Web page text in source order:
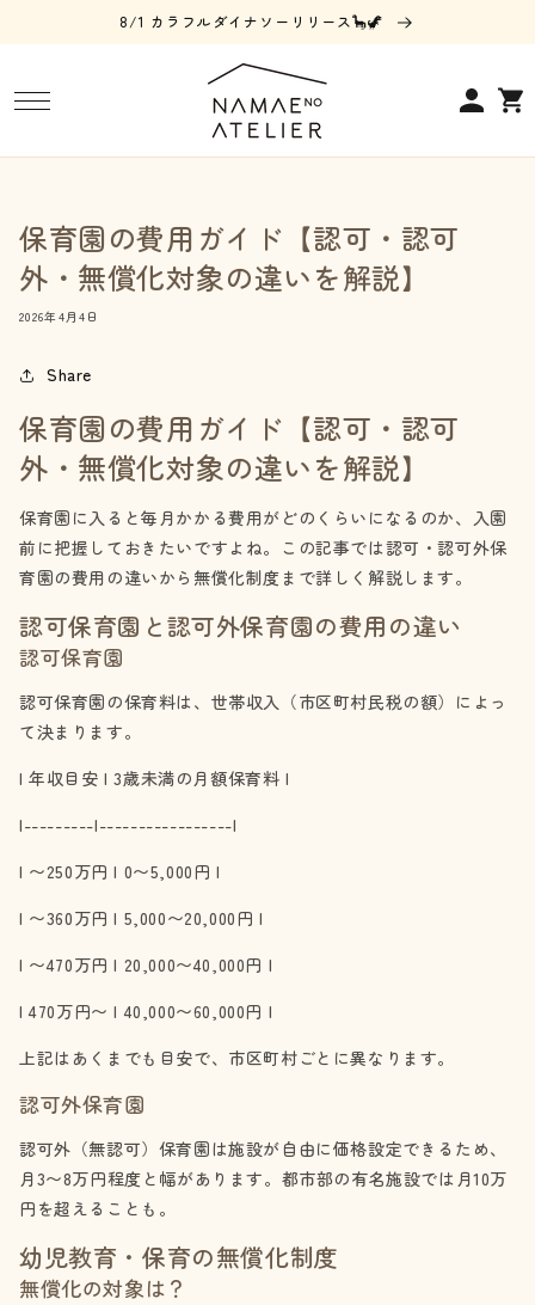
8/1 カラフルダイナソーリリース🦕🦖
グ
イ
ー
保育園の費用ガイド【認可・認可
外・無償化対象の違いを解説】
2026年4月4日
Share
保育園の費用ガイド【認可・認可
外・無償化対象の違いを解説】
保育園に入ると毎月かかる費用がどのくらいになるのか、入園
前に把握しておきたいですよね。この記事では認可・認可外保
育園の費用の違いから無償化制度まで詳しく解説します。
認可保育園と認可外保育園の費用の違い
認可保育園
認可保育園の保育料は、世帯収入（市区町村民税の額）によっ
て決まります。
| 年収目安 | 3歳未満の月額保育料 |
|---------|-----------------|
| 〜250万円 | 0〜5,000円 |
| 〜360万円 | 5,000〜20,000円 |
| 〜470万円 | 20,000〜40,000円 |
| 470万円〜 | 40,000〜60,000円 |
上記はあくまでも目安で、市区町村ごとに異なります。
認可外保育園
認可外（無認可）保育園は施設が自由に価格設定できるため、
月3〜8万円程度と幅があります。都市部の有名施設では月10万
円を超えることも。
幼児教育・保育の無償化制度
無償化の対象は？